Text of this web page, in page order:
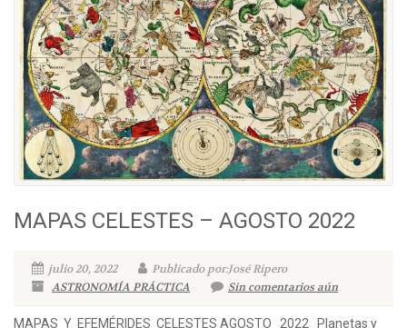
MAPAS CELESTES – AGOSTO 2022
julio 20, 2022
Publicado por:José Ripero
ASTRONOMÍA PRÁCTICA
Sin comentarios aún
MAPAS Y EFEMÉRIDES CELESTES AGOSTO 2022 Planetas y